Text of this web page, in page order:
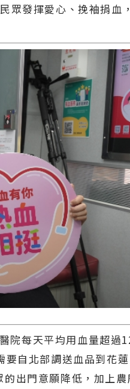
眾發揮愛心、挽袖捐血
每天平均用血量超過
自北部調送血品到花
出門意願降低，加上農